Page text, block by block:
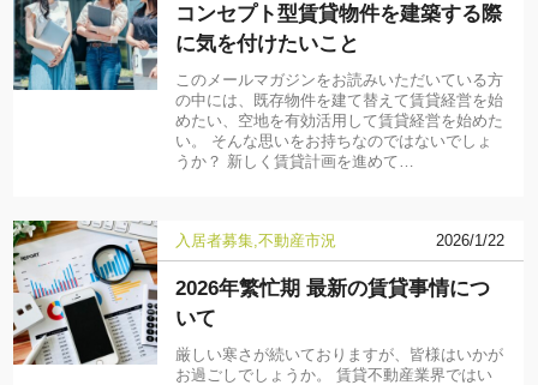
コンセプト型賃貸物件を建築する際
に気を付けたいこと
このメールマガジンをお読みいただいている方
の中には、既存物件を建て替えて賃貸経営を始
めたい、空地を有効活用して賃貸経営を始めた
い。 そんな思いをお持ちなのではないでしょ
うか？ 新しく賃貸計画を進めて…
入居者募集 不動産市況 2026/1/22
2026年繁忙期 最新の賃貸事情につ
いて
厳しい寒さが続いておりますが、皆様はいかが
お過ごしでしょうか。 賃貸不動産業界ではい